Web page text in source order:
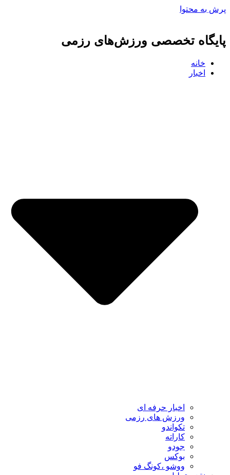
پرش به محتوا
پایگاه تخصصی ورزش‌های رزمی
خانه
اخبار
اخبار حرفه ای
ورزش های رزمی
تکواندو
کاراته
جودو
بوکس
ووشو ،کونگ فو